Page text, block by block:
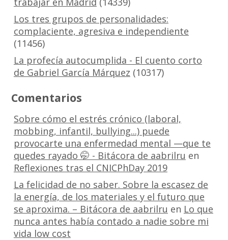
Los tres grupos de personalidades:
complaciente, agresiva e independiente
(11456)
La profecía autocumplida - El cuento corto
de Gabriel García Márquez (10317)
Comentarios
Sobre cómo el estrés crónico (laboral,
mobbing, infantil, bullying...) puede
provocarte una enfermedad mental —que te
quedes rayado 🤭 - Bitácora de aabrilru en
Reflexiones tras el CNICPhDay 2019
La felicidad de no saber. Sobre la escasez de
la energía, de los materiales y el futuro que
se aproxima. – Bitácora de aabrilru en Lo que
nunca antes había contado a nadie sobre mi
vida low cost